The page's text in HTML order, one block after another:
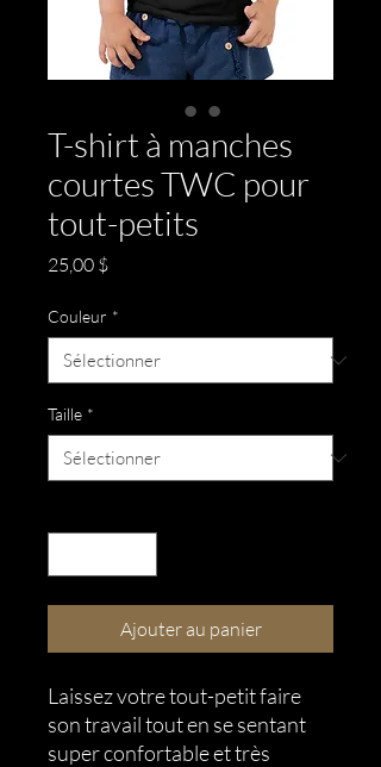
T-shirt à manches
courtes TWC pour
tout-petits
25,00 $Prix
Couleur *
Taille *
Ajouter au panier
Laissez votre tout-petit faire
son travail tout en se sentant
super confortable et très